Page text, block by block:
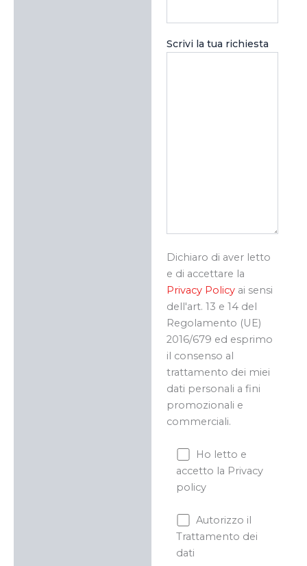
Scrivi la tua richiesta
Dichiaro di aver letto
e di accettare la
Privacy Policyai sensi
dell'art. 13 e 14 del
Regolamento (UE)
2016/679 ed esprimo
il consenso al
trattamento dei miei
dati personali a fini
promozionali e
commerciali.
Ho letto e
accetto la Privacy
policy
Autorizzo il
Trattamento dei
dati